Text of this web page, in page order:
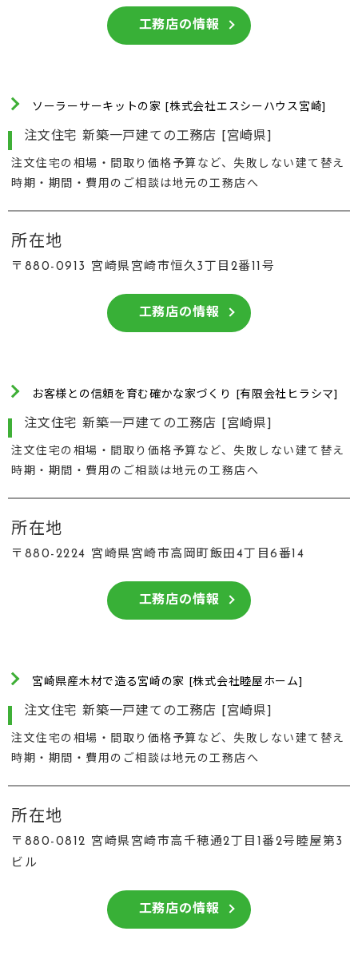
工務店の情報
ソーラーサーキットの家 [株式会社エスシーハウス宮崎]
注文住宅 新築一戸建ての工務店 [宮崎県]
注文住宅の相場・間取り価格予算など、失敗しない建て替え
時期・期間・費用のご相談は地元の工務店へ
所在地
〒880-0913 宮崎県宮崎市恒久3丁目2番11号
工務店の情報
お客様との信頼を育む確かな家づくり [有限会社ヒラシマ]
注文住宅 新築一戸建ての工務店 [宮崎県]
注文住宅の相場・間取り価格予算など、失敗しない建て替え
時期・期間・費用のご相談は地元の工務店へ
所在地
〒880-2224 宮崎県宮崎市高岡町飯田4丁目6番14
工務店の情報
宮崎県産木材で造る宮崎の家 [株式会社睦屋ホーム]
注文住宅 新築一戸建ての工務店 [宮崎県]
注文住宅の相場・間取り価格予算など、失敗しない建て替え
時期・期間・費用のご相談は地元の工務店へ
所在地
〒880-0812 宮崎県宮崎市高千穂通2丁目1番2号睦屋第3
ビル
工務店の情報